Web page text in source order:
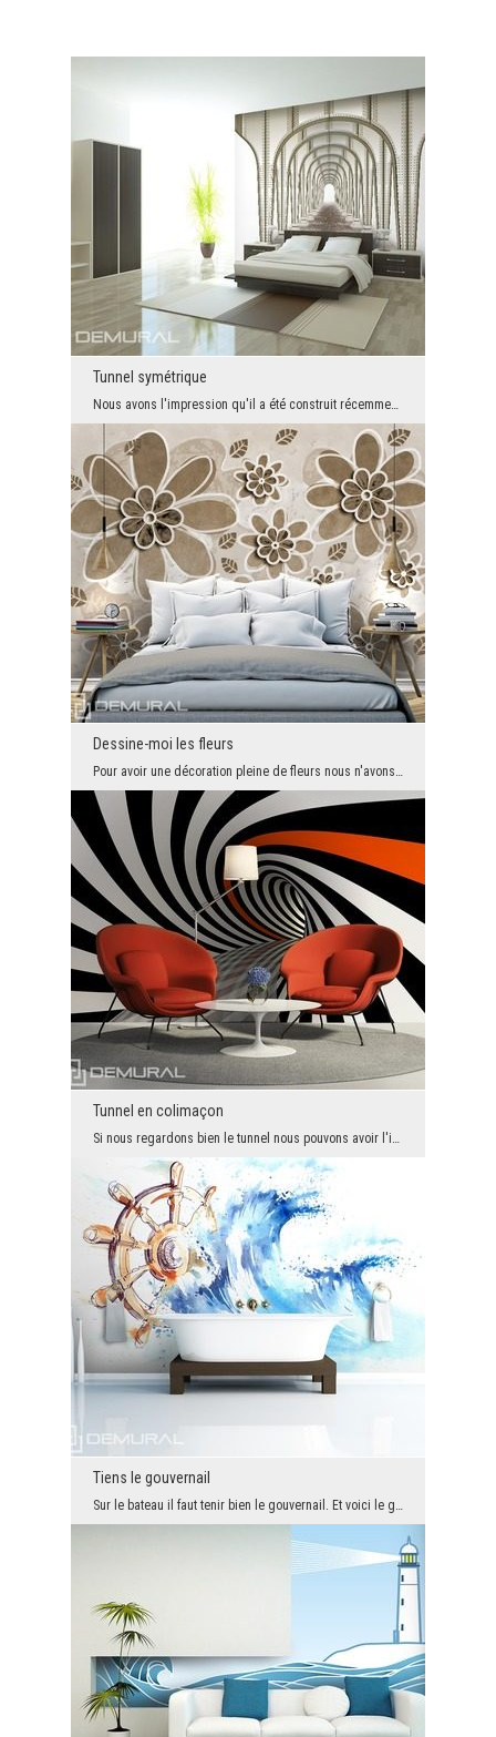
Tunnel symétrique
Nous avons l'impression qu'il a été construit récemment. Ses éléments sont modernes. Le tunnel se...
Dessine-moi les fleurs
Pour avoir une décoration pleine de fleurs nous n'avons pas besoin de pré. Il faut juste le talen...
Tunnel en colimaçon
Si nous regardons bien le tunnel nous pouvons avoir l'impression qu'il bouge. Mais c'est qu'une i...
Tiens le gouvernail
Sur le bateau il faut tenir bien le gouvernail. Et voici le gouvernail en bois. Avec de hautes va...